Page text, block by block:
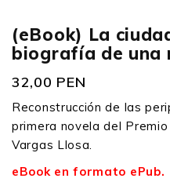
(eBook) La
biografía de una
32,00 PEN
Reconstrucción de las
primera novela del
Vargas Llosa.
eBook en formato ePub.